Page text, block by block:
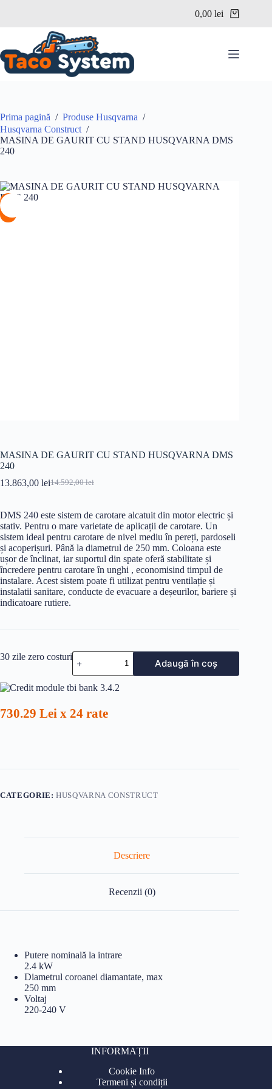
Coș
0,00lei
Prima pagină / Produse Husqvarna /
Husqvarna Construct /
MASINA DE GAURIT CU STAND HUSQVARNA DMS
240
MASINA DE GAURIT CU STAND HUSQVARNA DMS
240
14.592,00lei
Prețul
fost:
14.592,00 lei.
13.863,00 leiPrețul
13.863,00 lei.
DMS 240 este sistem de carotare alcatuit din motor electric și
stativ. Pentru o mare varietate de aplicații de carotare. Un
sistem ideal pentru carotare de nivel mediu în pereți, pardoseli
și acoperișuri. Până la diametrul de 250 mm. Coloana este
ușor de înclinat, iar suportul din spate oferă stabilitate și
încredere pentru carotare în unghi , economisind timpul de
instalare. Acest sistem poate fi utilizat pentru ventilație și
instalatii sanitare, conducte de evacuare a deșeurilor, bariere și
indicatoare rutiere.
Cantitate
MASINA
DE
GAURIT
STAND
HUSQVARNA
Adaugă în coș
30 zile zero costuri
730.29 Lei x 24 rate
CATEGORIE:HUSQVARNA CONSTRUCT
Descriere
Recenzii (0)
Putere nominală la intrare
2.4 kW
Diametrul coroanei diamantate, max
250 mm
Voltaj
220-240 V
INFORMAȚII
Cookie Info
Termeni și condiții